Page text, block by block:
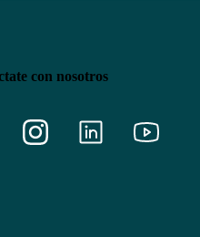
con nosotros